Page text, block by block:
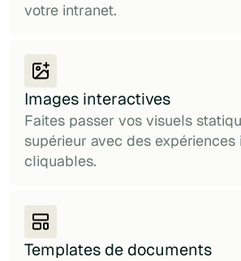
votre intranet.
Images interactives
Faites passer vos visuels
supérieur avec des
cliquables.
Templates de documents